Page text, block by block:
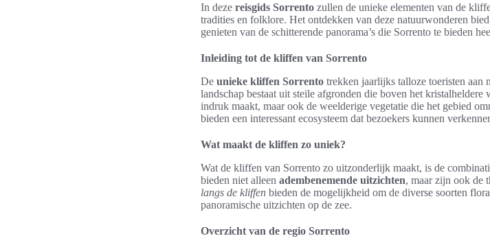
In deze reisgids Sorrento zullen de unieke elementen van de
tradities en folklore. Het ontdekken van deze natuurwonderen
genieten van de schitterende panorama’s die Sorrento te bieden
Inleiding tot de kliffen van Sorrento
De unieke kliffen Sorrento trekken jaarlijks talloze toeristen aan
landschap bestaat uit steile afgronden die boven het
indruk maakt, maar ook de weelderige vegetatie die het gebied
bieden een interessant ecosysteem dat bezoekers kunnen
Wat maakt de kliffen zo uniek?
Wat de kliffen van Sorrento zo uitzonderlijk maakt, is de
bieden niet alleen adembenemende uitzichten, maar zijn ook de
langs de kliffen bieden de mogelijkheid om de diverse soorten
panoramische uitzichten op de zee.
Overzicht van de regio Sorrento